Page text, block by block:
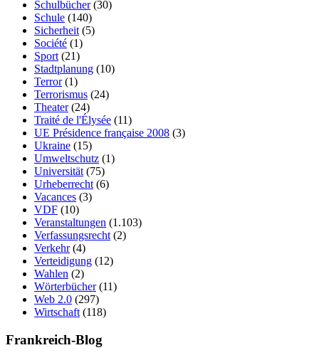
Schulbücher(30)
Schule (140)
Sicherheit (5)
Société (1)
Sport (21)
Stadtplanung (10)
Terror(1)
Terrorismus (24)
Theater(24)
Traité de l'Élysée (11)
UE Présidence française 2008 (3)
Ukraine (15)
Umweltschutz (1)
Universität (75)
Urheberrecht (6)
Vacances (3)
VDF (10)
Veranstaltungen (1.103)
Verfassungsrecht (2)
Verkehr(4)
Verteidigung (12)
Wahlen (2)
Wörterbücher(11)
Web 2.0 (297)
Wirtschaft (118)
Frankreich-Blog